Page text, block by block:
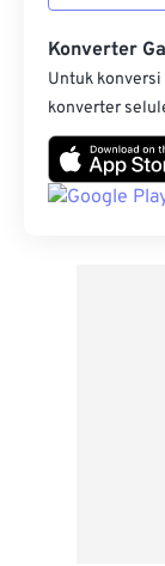
Konverter
Untuk konversi
konverter